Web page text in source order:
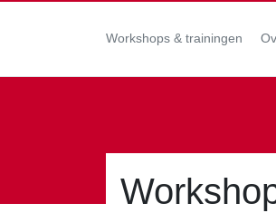
Workshops & trainingen